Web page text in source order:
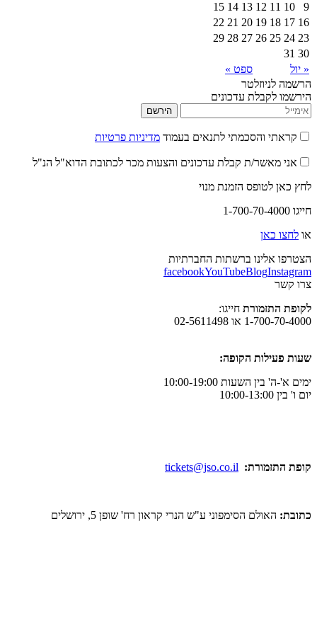
12
13
14
15
19
20
21
22
26
27
28
29
ספט »
עדכונים
והסכמתי לתנאים בעמודמדיניות פרטיות
ת קבלת עדכונים והצעות מכר לכתובת הדוא"ל הנ"ל
הזמנת מנוי
ברשתות החברתיות
facebookYouTubeBlog
חייגו:
02-5611498
הקופה:
השעות 10:00-19:00
tickets@jso.co.il
הסימפוני ע"ש הנרי קראון רח' שופן 5, ירושלים